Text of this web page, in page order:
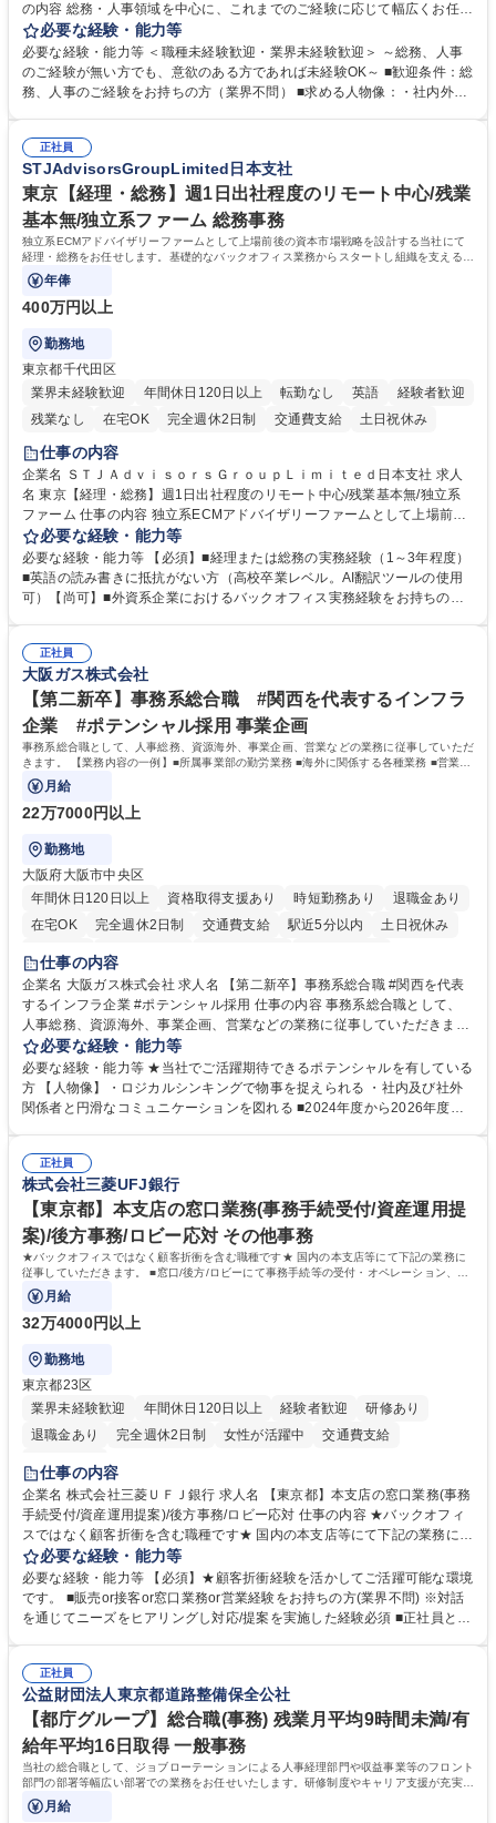
の内容 総務・人事領域を中心に、これまでのご経験に応じて幅広くお任せ
します。 ＜具体的には＞ ・総務/人事労務（給与・社保・勤怠管理など）
・採用・教育研修 ・福利厚生運用 など ※基本的には事務所勤務ですが、
採用や教育等の業務内容により、関西圏以外への日帰り・宿泊を伴う国内
出張もございます。 ※担当業務を持ちつつ、お互いに助け合いながら、総
必要な経験・能力等
必要な経験・能力等 ＜職種未経験歓迎・業界未経験歓迎＞ ～総務、人事
のご経験が無い方でも、意欲のある方であれば未経験OK～ ■歓迎条件：総
務、人事のご経験をお持ちの方（業界不問） ■求める人物像：・社内外の
正社員
STJAdvisorsGroupLimited日本支社
東京【経理・総務】週1日出社程度のリモート中心/残業
基本無/独立系ファーム 総務事務
独立系ECMアドバイザリーファームとして上場前後の資本市場戦略を設計する当社にて
経理・総務をお任せします。基礎的なバックオフィス業務からスタートし組織を支える専
任担当として広く活躍できる環境です。
年俸
400万円以上
勤務地
東京都千代田区
業界未経験歓迎
年間休日120日以上 転勤なし 英語
経験者歓迎
残業なし
在宅OK 完全週休2日制 交通費支給 土日祝休み
仕事の内容
企業名 ＳＴＪＡｄｖｉｓｏｒｓＧｒｏｕｐＬｉｍｉｔｅｄ日本支社 求人
名 東京【経理・総務】週1日出社程度のリモート中心/残業基本無/独立系
ファーム 仕事の内容 独立系ECMアドバイザリーファームとして上場前後
の資本市場戦略を設計する当社にて経理・総務をお任せします。基礎的な
バックオフィス業務からスタートし組織を支える専任担当として広く活躍
できる環境です。 ■日常経理、月次および年次決算サポート業務 ■本国
（グローバル）との英文メール対応（AI翻訳ツール等を使用しての対応で
業務をお任せします。残業も基本的には発生せず、ご自身のペースで業務
を進めやすく定着率の高い環境です。 募集職種 東京【経理・総務】週1日
出社程度のリモート中心/残業基本無/独立系ファーム
必要な経験・能力等
必要な経験・能力等 【必須】■経理または総務の実務経験（1～3年程度）
■英語の読み書きに抵抗がない方（高校卒業レベル。AI翻訳ツールの使用
可）【尚可】■外資系企業におけるバックオフィス実務経験をお持ちの方
【働き方について】現在は週4日程度の在宅勤務を実施しており、ワーク
ライフバランスを重視する方に最適な環境です（フルリモートも面接で相
談可）。【求める人物像】幅広いバックオフィス業務に柔軟に対応でき、
社内外と円滑にコミュニケーションを取りながら業務を推進できる方 学
歴・資格 学歴：大学院 大学 高専 短大 専修学校 高校 語学力： 資格：
正社員
大阪ガス株式会社
【第二新卒】事務系総合職 #関西を代表するインフラ
企業 #ポテンシャル採用 事業企画
事務系総合職として、人事総務、資源海外、事業企画、営業などの業務に従事していただ
きます。 【業務内容の一例】■所属事業部の勤労業務 ■海外に関係する各種業務 ■営業部
門の企画スタッフ、ルート営業
月給
22万7000円以上
勤務地
大阪府大阪市中央区
年間休日120日以上
資格取得支援あり 時短勤務あり
退職金あり
在宅OK
完全週休2日制 交通費支給 駅近5分以内
土日祝休み
服装自由
第二新卒歓迎
仕事の内容
企業名 大阪ガス株式会社 求人名 【第二新卒】事務系総合職 #関西を代表
するインフラ企業 #ポテンシャル採用 仕事の内容 事務系総合職として、
人事総務、資源海外、事業企画、営業などの業務に従事していただきま
す。 【業務内容の一例】■所属事業部の勤労業務 ■海外に関係する各種業
務 ■営業部門の企画スタッフ、ルート営業 【キャリアパス】入社後の配属
ポジションで一定期間ご活躍頂いた後、本人の適性及び将来のキャリアを
鑑みてジョブローテーションを行います。 【育成】OJTでの現場育成や研
表するインフラ企業 #ポテンシャル採用
必要な経験・能力等
必要な経験・能力等 ★当社でご活躍期待できるポテンシャルを有している
方 【人物像】・ロジカルシンキングで物事を捉えられる ・社内及び社外
関係者と円滑なコミュニケーションを図れる ■2024年度から2026年度ま
72.html ■エネルギーセキュリティの不安定化や気候変動による自然災害の
甚大化など、これまで以上に社会課題解決の重要性が高まっています。
「未来の日常」の創造に向けて持続可能な社会の実現に貢献してまいりま
す。 学歴・資格 学歴：大学院 大学 語学力： 資格：
正社員
株式会社三菱UFJ銀行
【東京都】本支店の窓口業務(事務手続受付/資産運用提
案)/後方事務/ロビー応対 その他事務
★バックオフィスではなく顧客折衝を含む職種です★ 国内の本支店等にて下記の業務に
従事していただきます。 ■窓口/後方/ロビーにて事務手続等の受付・オペレーション、お
客様対応
月給
32万4000円以上
勤務地
東京都23区
業界未経験歓迎
年間休日120日以上 経験者歓迎
研修あり
退職金あり
完全週休2日制 女性が活躍中
交通費支給
土日祝休み
仕事の内容
企業名 株式会社三菱ＵＦＪ銀行 求人名 【東京都】本支店の窓口業務(事務
手続受付/資産運用提案)/後方事務/ロビー応対 仕事の内容 ★バックオフィ
スではなく顧客折衝を含む職種です★ 国内の本支店等にて下記の業務に従
事していただきます。 ■窓口/後方/ロビーにて事務手続等の受付・オペレ
ーション、お客様対応 ■窓口にて、ご来店された個人のお客様に対して金
融商品のご提案 ■効率的な事務運用の検討・構築等 ≪業務紹介：ご応募前
に必ずご覧ください≫ ※記事 https://www.mysite.bk.mufg.jp/career/circle/
必要な経験・能力等
必要な経験・能力等 【必須】★顧客折衝経験を活かしてご活躍可能な環境
です。 ■販売or接客or窓口業務or営業経験をお持ちの方(業界不問) ※対話
を通じてニーズをヒアリングし対応/提案を実施した経験必須 ■正社員とし
るので安心して入行いただけます。 幅広いキャリアの選択肢があり、公募
や社内副業等を活用し、 一人ひとりが挑戦できるカルチャーが浸透してい
ます。 学歴・資格 学歴：大学院 大学 高専 短大 専修学校 高校 語学力：
資格：
正社員
公益財団法人東京都道路整備保全公社
【都庁グループ】総合職(事務) 残業月平均9時間未満/有
給年平均16日取得 一般事務
当社の総合職として、ジョブローテーションによる人事経理部門や収益事業等のフロント
部門の部署等幅広い部署での業務をお任せいたします。研修制度やキャリア支援が充実し
ております！ ※下記業務詳細
月給